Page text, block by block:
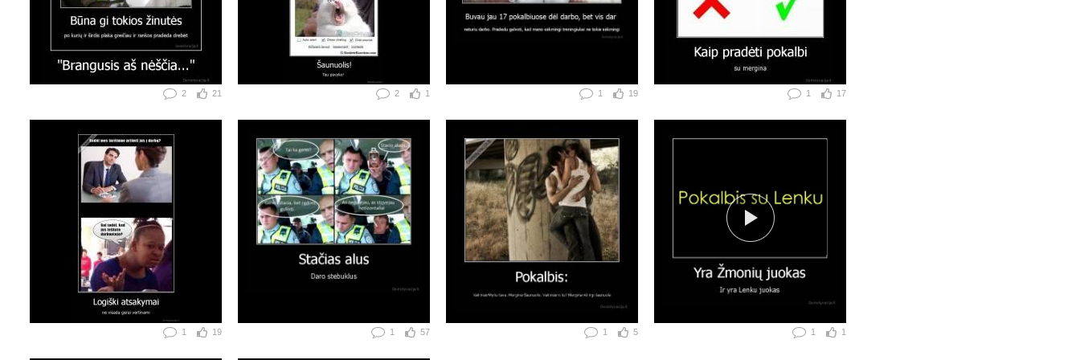
2 21 2 1 1 19 1 17
1 19 1 57 1 5 1 1